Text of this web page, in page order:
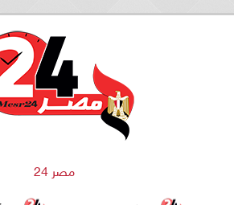
مصر 24